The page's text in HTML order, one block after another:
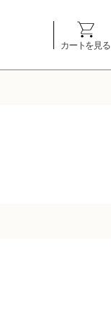
カートを見る